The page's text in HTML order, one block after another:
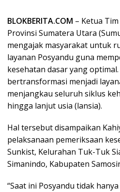
BLOKBERITA.COM – Ketua
Provinsi Sumatera Utara
mengajak masyarakat untuk
layanan Posyandu guna
kesehatan dasar yang
bertransformasi menjadi
menjangkau seluruh siklus
hingga lanjut usia (lansia).
Hal tersebut disampaikan
pelaksanaan pemeriksaan
Sunkist, Kelurahan Tuk-Tuk
Simanindo, Kabupaten
“Saat ini Posyandu tidak